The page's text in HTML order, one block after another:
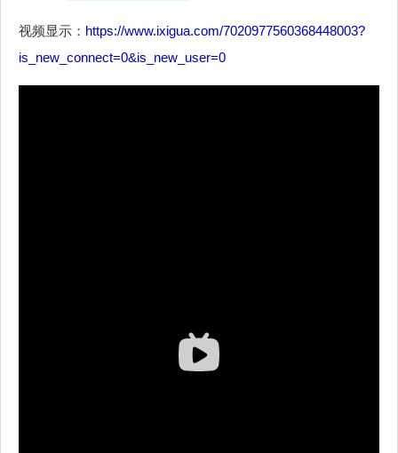
视频显示： https://www.ixigua.com/7020977560368448003?
is_new_connect=0&is_new_user=0